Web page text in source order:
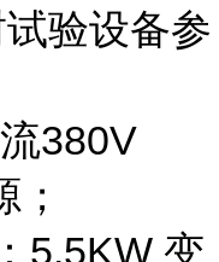
验设备参
380V
5.5KW 变